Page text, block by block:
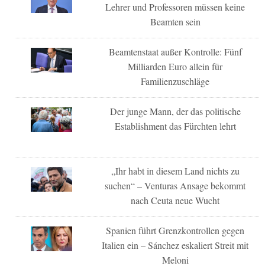
Lehrer und Professoren müssen keine
Beamten sein
Beamtenstaat außer Kontrolle: Fünf
Milliarden Euro allein für
Familienzuschläge
Der junge Mann, der das politische
Establishment das Fürchten lehrt
„Ihr habt in diesem Land nichts zu
suchen“ – Venturas Ansage bekommt
nach Ceuta neue Wucht
Spanien führt Grenzkontrollen gegen
Italien ein – Sánchez eskaliert Streit mit
Meloni